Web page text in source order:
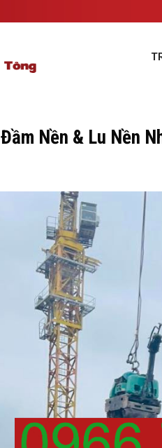
Đầm Nền & Lu Nền